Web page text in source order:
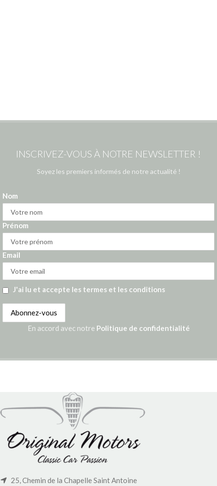
INSCRIVEZ-VOUS À NOTRE NEWSLETTER !
Soyez les premiers informés de notre actualité !
Nom
Prénom
Email
J'ai lu et accepte les termes et les conditions
En accord avec notre Politique de confidentialité
25, Chemin de la Chapelle Saint Antoine